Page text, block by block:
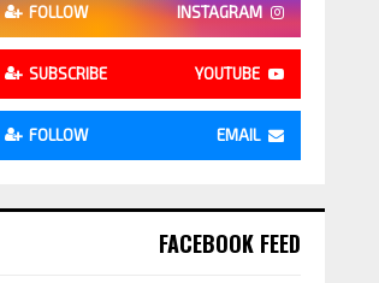
INSTAGRAM
FOLLOW
YOUTUBE
SUBSCRIBE
EMAIL
FOLLOW
FACEBOOK FEED